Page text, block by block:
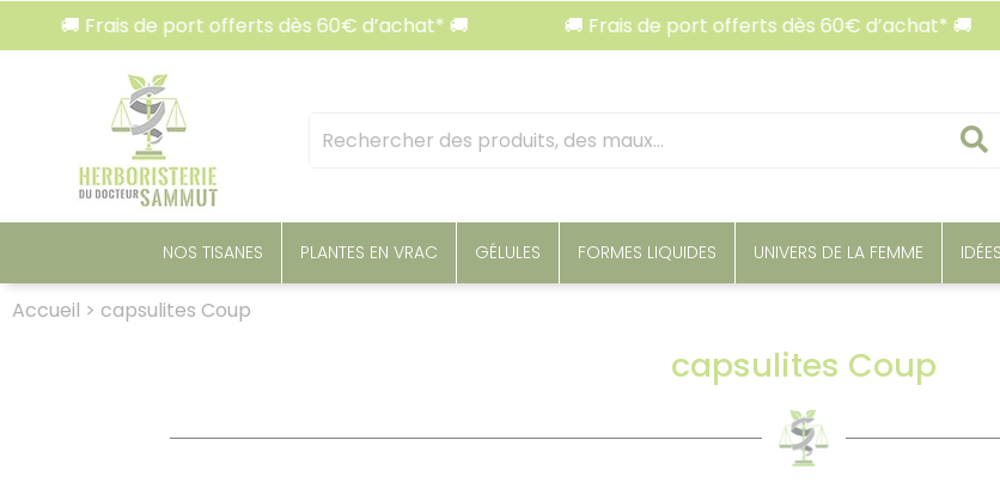
🚚 Frais de port offerts dès 60€ d’achat* 🚚 🚚 Frais de port offerts dès 60€ d’achat* 🚚
Mots
clés
NOS TISANES PLANTES EN VRAC GÉLULES FORMES LIQUIDES UNIVERS DE LA FEMME
Accueil > capsulites Coup
capsulites Coup
Panneau de gestion des cookies